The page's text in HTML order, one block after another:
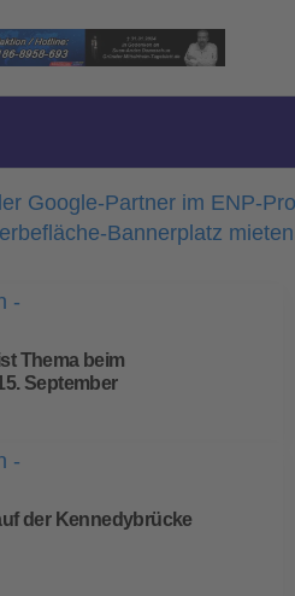
Thema beim
September
der Kennedybrücke